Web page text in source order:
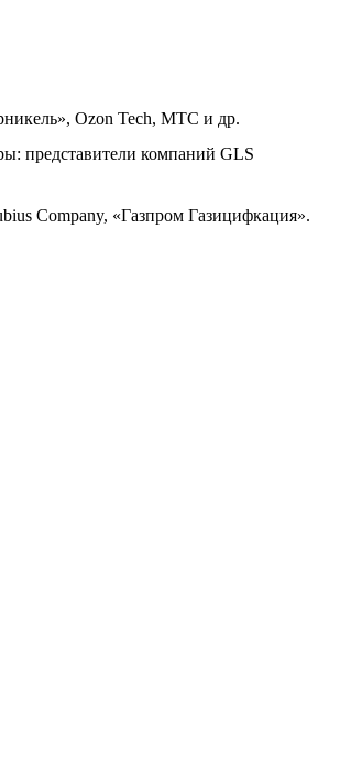
Ozon Tech, МТС и др.
представители компаний GLS
Company, «Газпром Газицифкация».